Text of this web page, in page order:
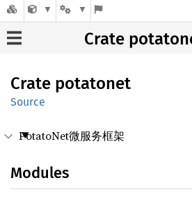
Crate
Crate potatonet
Source
PotatoNet微服务框架
Modules